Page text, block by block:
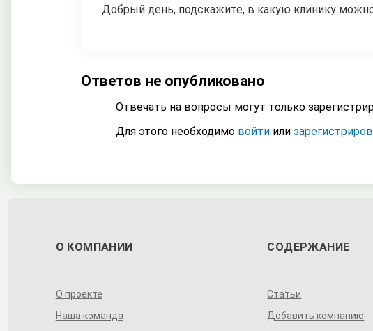
Добрый день, подскажите, в какую клинику
Ответов не опубликовано
Отвечать на вопросы могут только
Для этого необходимо войти или
О КОМПАНИИ
О проекте
Наша команда
СОДЕРЖАНИЕ
Статьи
Добавить компанию